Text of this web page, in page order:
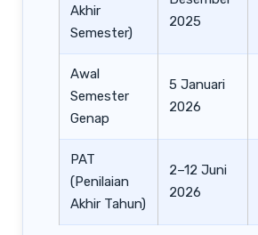
Akhir
Semester)
2025
Awal
Semester
Genap
5 Januari
2026
PAT
(Penilaian
Akhir Tahun)
2–12 Juni
2026